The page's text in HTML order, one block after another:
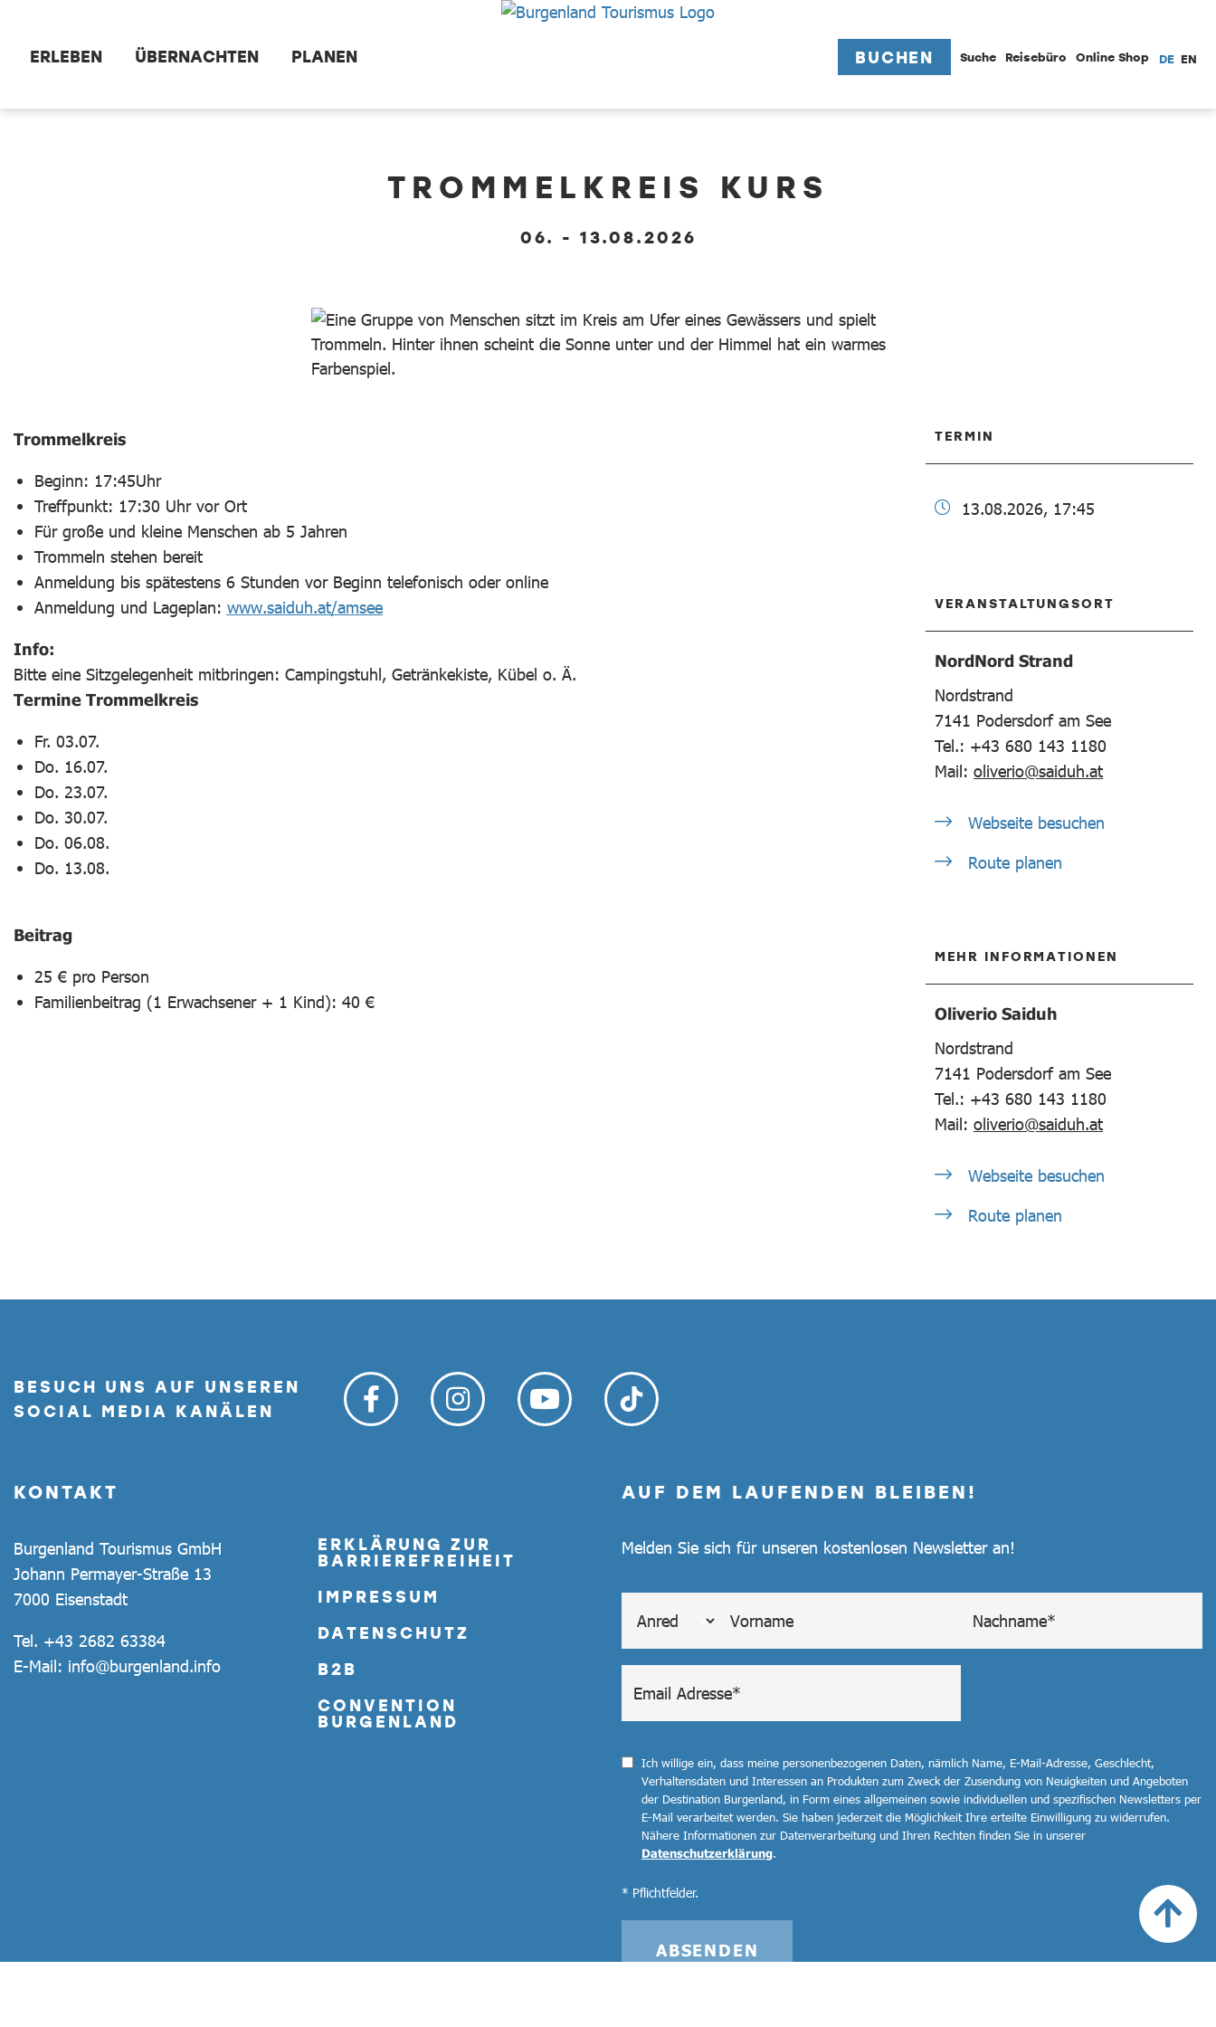
ERLEBEN ÜBERNACHTEN PLANEN BUCHEN Suche Reisebüro Online Shop DE EN
TROMMELKREIS KURS
06. - 13.08.2026
Trommelkreis
Beginn: 17:45Uhr
Treffpunkt: 17:30 Uhr vor Ort
Für große und kleine Menschen ab 5 Jahren
Trommeln stehen bereit
Anmeldung bis spätestens 6 Stunden vor Beginn telefonisch oder online
Anmeldung und Lageplan: www.saiduh.at/amsee
Info:
Bitte eine Sitzgelegenheit mitbringen: Campingstuhl, Getränkekiste, Kübel o. Ä.
Termine Trommelkreis
Fr. 03.07.
Do. 16.07.
Do. 23.07.
Do. 30.07.
Do. 06.08.
Do. 13.08.
Beitrag
25 € pro Person
Familienbeitrag (1 Erwachsener + 1 Kind): 40 €
TERMIN
13.08.2026, 17:45
VERANSTALTUNGSORT
NordNord Strand
Nordstrand
7141 Podersdorf am See
Tel.: +43 680 143 1180
Mail: oliverio@saiduh.at
Webseite besuchen
Route planen
MEHR INFORMATIONEN
Oliverio Saiduh
Nordstrand
7141 Podersdorf am See
Tel.: +43 680 143 1180
Mail: oliverio@saiduh.at
Webseite besuchen
Route planen
BESUCH UNS AUF UNSEREN
SOCIAL MEDIA KANÄLEN
KONTAKT
Burgenland Tourismus GmbH
Johann Permayer-Straße 13
7000 Eisenstadt
Tel. +43 2682 63384
E-Mail: info@burgenland.info
ERKLÄRUNG ZUR
BARRIEREFREIHEIT
IMPRESSUM
DATENSCHUTZ
B2B
CONVENTION
BURGENLAND
AUF DEM LAUFENDEN BLEIBEN!
Melden Sie sich für unseren kostenlosen Newsletter an!
Ich willige ein, dass meine personenbezogenen Daten, nämlich Name, E-Mail-Adresse, Geschlecht,
Verhaltensdaten und Interessen an Produkten zum Zweck der Zusendung von Neuigkeiten und Angeboten
der Destination Burgenland, in Form eines allgemeinen sowie individuellen und spezifischen Newsletters per
E-Mail verarbeitet werden. Sie haben jederzeit die Möglichkeit Ihre erteilte Einwilligung zu widerrufen.
Nähere Informationen zur Datenverarbeitung und Ihren Rechten finden Sie in unserer
Datenschutzerklärung.
* Pflichtfelder.
ABSENDEN